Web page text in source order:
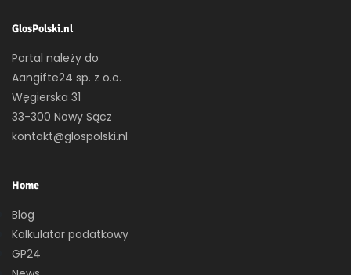
GlosPolski.nl
Portal należy do
Aangifte24 sp. z o.o.
Węgierska 31
33-300 Nowy Sącz
kontakt@glospolski.nl
Home
Blog
Kalkulator podatkowy
GP24